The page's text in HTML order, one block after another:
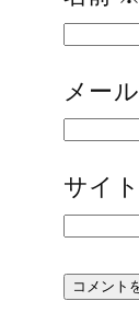
メール
サイト